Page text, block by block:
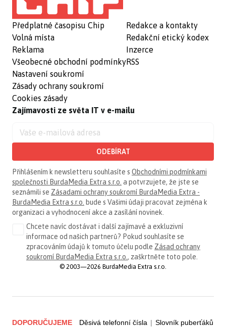
Předplatné časopisu Chip
Volná místa
Reklama
Všeobecné obchodní podmínky
Nastavení soukromí
Zásady ochrany soukromí
Cookies zásady
Redakce a kontakty
Redakční etický kodex
Inzerce
RSS
Zajímavosti ze světa IT v e-mailu
ODEBÍRAT
Přihlášením k newsletteru souhlasíte s Obchodními podmínkami
společnosti BurdaMedia Extra s.r.o. a potvrzujete, že jste se
seznámili se Zásadami ochrany soukromí BurdaMedia Extra -
BurdaMedia Extra s.r.o. bude s Vašimi údaji pracovat zejména k
organizaci a vyhodnocení akce a zasílání novinek.
Chcete navíc dostávat i další zajímavé a exkluzivní
informace od našich partnerů? Pokud souhlasíte se
zpracováním údajů k tomuto účelu podle Zásad ochrany
soukromí BurdaMedia Extra s.r.o. , zaškrtněte toto pole.
© 2003—2026 BurdaMedia Extra s.r.o.
DOPORUČUJEME Děsivá telefonní čísla | Slovník puberťáků